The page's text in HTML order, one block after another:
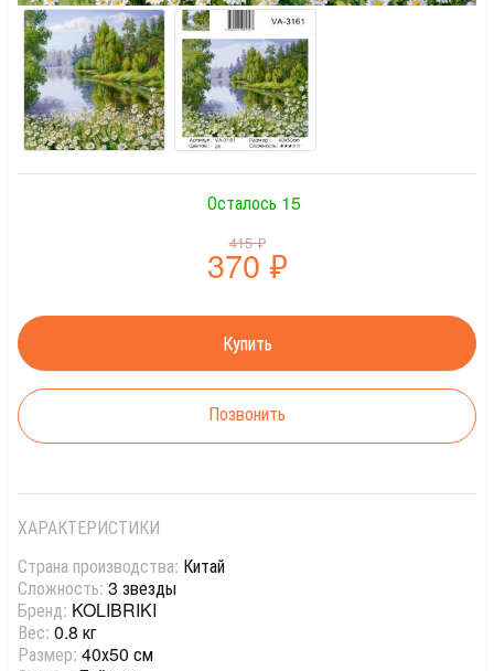
Осталось 15
415₽
370 ₽
Позвонить
ХАРАКТЕРИСТИКИ
Страна производства: Китай
Сложность: 3 звезды
Бренд: KOLIBRIKI
Вес: 0.8 кг
Размер: 40х50 см